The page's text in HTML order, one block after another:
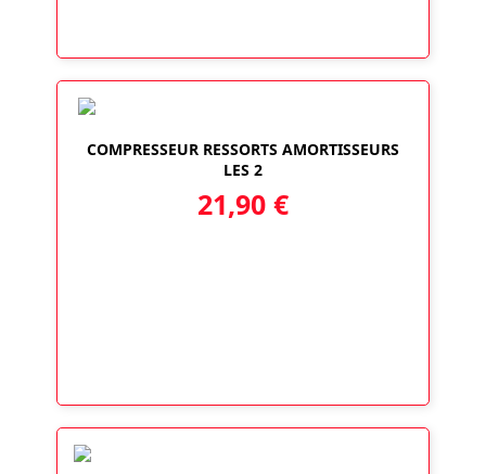
COMPRESSEUR RESSORTS AMORTISSEURS
LES 2
21,90 €